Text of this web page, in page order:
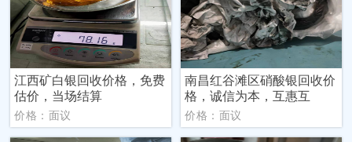
江西矿白银回收价格，免费
估价，当场结算
价格：面议
南昌红谷滩区硝酸银回收价
格，诚信为本，互惠互
价格：面议